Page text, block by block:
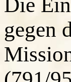
Die
gegen